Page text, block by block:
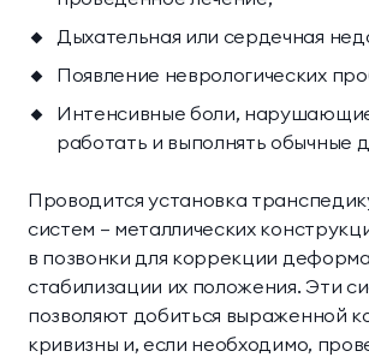
Дыхательная или сердечная
Появление неврологических
Интенсивные боли,
работать и выполнять обычные
Проводится установка
систем — металлических
в позвонки для коррекции
стабилизации их положения. Эти
позволяют добиться выраженной
кривизны и, если необходимо,